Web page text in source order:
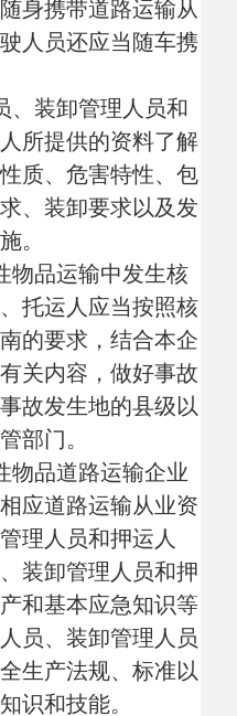
的安全防护设
任
交通运输主管
输安全监督检
弄虚作假的，由
处
治安管理行为
治安管理处罚；
责任。
，未取得有关
可，有下列情形
门责令停止运
没收违法所
以下的罚款；
不足2万元的，
款。构成犯罪
事放射性物品
变造、被注销
许可证件从事放